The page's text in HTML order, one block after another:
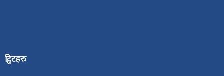
ट्विटहरु